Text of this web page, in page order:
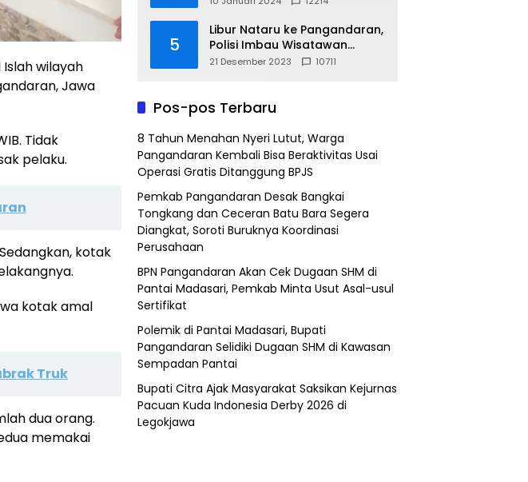
wilayah
Jawa
Tidak
pelaku.
kotak
kotak amal
Truk
dua orang.
memakai
5
Libur Nataru ke Pangandaran,
Polisi Imbau Wisatawan
Gunakan Jalur Arteri
21 Desember 2023 10711
Pos-pos Terbaru
8 Tahun Menahan Nyeri Lutut, Warga
Pangandaran Kembali Bisa Beraktivitas Usai
Operasi Gratis Ditanggung BPJS
Pemkab Pangandaran Desak Bangkai
Tongkang dan Ceceran Batu Bara Segera
Diangkat, Soroti Buruknya Koordinasi
Perusahaan
BPN Pangandaran Akan Cek Dugaan SHM di
Pantai Madasari, Pemkab Minta Usut Asal-usul
Sertifikat
Polemik di Pantai Madasari, Bupati
Pangandaran Selidiki Dugaan SHM di Kawasan
Sempadan Pantai
Bupati Citra Ajak Masyarakat Saksikan Kejurnas
Pacuan Kuda Indonesia Derby 2026 di
Legokjawa